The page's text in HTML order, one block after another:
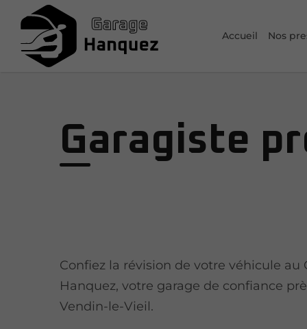
Accueil Nos
Garagiste
Confiez la révision de votre véhicule au
Hanquez, votre garage de confiance
Vendin-le-Vieil.